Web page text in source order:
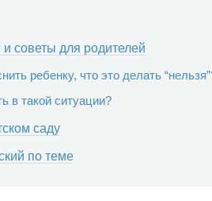
советы для родителей
ребенку, что это делать
в такой ситуации?
саду
по теме